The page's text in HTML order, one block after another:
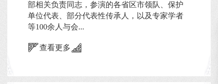
部相关负责同志，参演的各省区市领队、保护
单位代表、部分代表性传承人，以及专家学者
等100余人与会...
查看更多